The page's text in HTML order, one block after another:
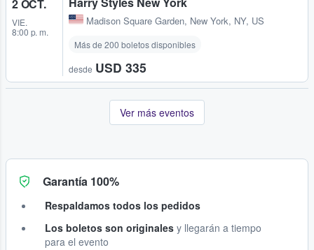
2 OCT.
VIE.
8:00 p. m.
Madison Square Garden, New York, NY, US
Más de 200 boletos disponibles
desde USD 335
Ver más eventos
Garantía 100%
Respaldamos todos los pedidos
Los boletos son originales y llegarán a tiempo
para el evento